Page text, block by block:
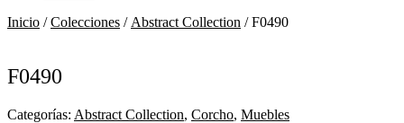
Inicio /Colecciones / Abstract Collection / F0490
F0490
Categorías: Abstract Collection, Corcho, Muebles